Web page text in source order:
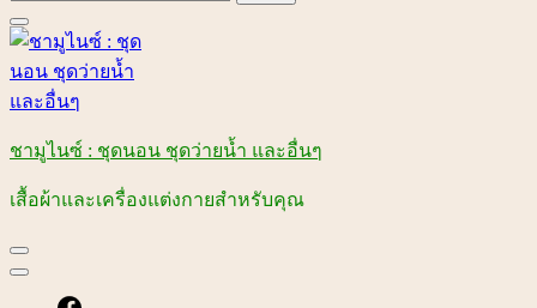
สำหรับ:
ชามูไนซ์ : ชุดนอน ชุดว่ายน้ำ และอื่นๆ
เสื้อผ้าและเครื่องแต่งกายสำหรับคุณ